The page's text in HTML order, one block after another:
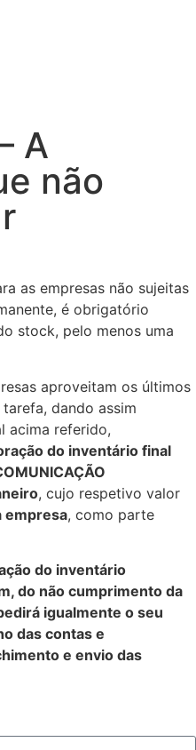
A
não
as empresas não sujeitas
é obrigatório
stock, pelo menos uma
aproveitam os últimos
dando assim
acima referido,
do inventário final
, cujo respetivo valor
empresa, como parte
do inventário
do não cumprimento da
igualmente o seu
das contas e
e envio das